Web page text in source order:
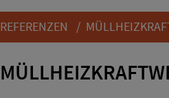
REFERENZEN /